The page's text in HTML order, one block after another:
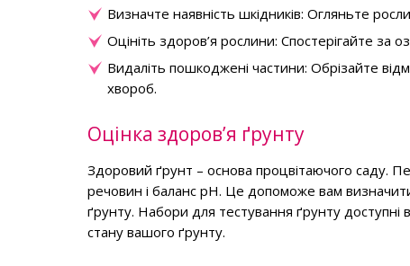
Визначте наявність шкідників: Огляньте
Оцініть здоров’я рослини: Спостерігайте за
Видаліть пошкоджені частини: Обрізайте
хвороб.
Оцінка здоров’я ґрунту
Здоровий ґрунт – основа процвітаючого саду.
речовин і баланс рН. Це допоможе вам
ґрунту. Набори для тестування ґрунту доступні
стану вашого ґрунту.